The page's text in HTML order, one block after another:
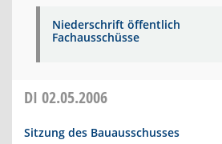
Niederschrift öffentlich
Fachausschüsse
DI 02.05.2006
Sitzung des Bauausschusses